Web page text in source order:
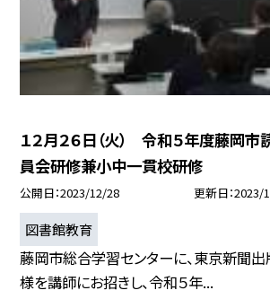
１２月２６日（火） 令和５年度藤岡
員会研修兼小中一貫校研修
公開日 2023/12/28 更新日 2023/
図書館教育
藤岡市総合学習センターに、東京新聞
様を講師にお招きし、令和５年...